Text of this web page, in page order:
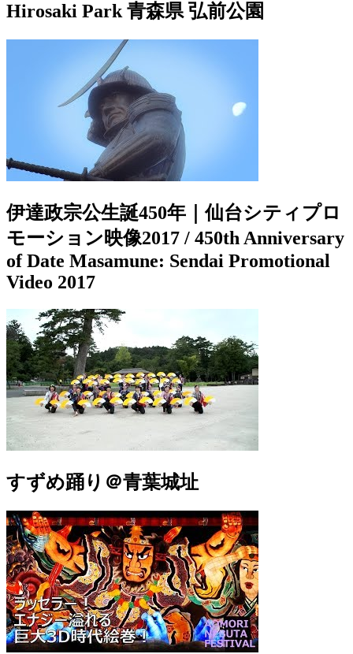
Hirosaki Park 青森県 弘前公園
伊達政宗公生誕450年｜仙台シティプロ
モーション映像2017 / 450th Anniversary
of Date Masamune: Sendai Promotional
Video 2017
すずめ踊り＠青葉城址